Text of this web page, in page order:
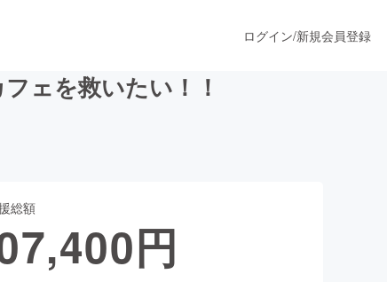
ファッション
ログイン/新規会員登録
ェを救いたい！！
総額
円